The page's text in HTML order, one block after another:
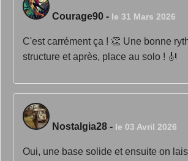
Courage90 - le 31 Mars 2026
C'est carrément ça ! 👏 Une bonne
structure et après, place au solo ! 🎻
Nostalgia28 - le 03 Avril 2026
Oui, une base solide et ensuite on